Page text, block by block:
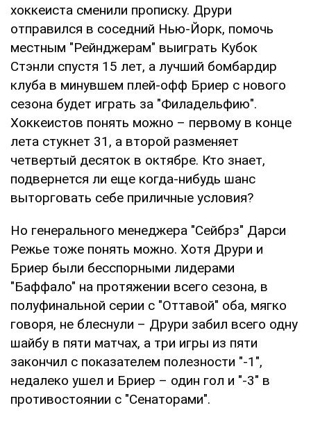
хоккеиста сменили прописку. Друри
отправился в соседний Нью-Йорк, помочь
местным "Рейнджерам" выиграть Кубок
Стэнли спустя 15 лет, а лучший бомбардир
клуба в минувшем плей-офф Бриер с нового
сезона будет играть за "Филадельфию".
Хоккеистов понять можно – первому в конце
лета стукнет 31, а второй разменяет
четвертый десяток в октябре. Кто знает,
подвернется ли еще когда-нибудь шанс
выторговать себе приличные условия?
Но генерального менеджера "Сейбрз" Дарси
Режье тоже понять можно. Хотя Друри и
Бриер были бесспорными лидерами
"Баффало" на протяжении всего сезона, в
полуфинальной серии с "Оттавой" оба, мягко
говоря, не блеснули – Друри забил всего одну
шайбу в пяти матчах, а три игры из пяти
закончил с показателем полезности "-1",
недалеко ушел и Бриер – один гол и "-3" в
противостоянии с "Сенаторами".